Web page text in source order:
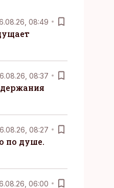
08:49
08:37
08:27
по душе.
06:00